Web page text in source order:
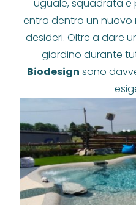
uguale, squadrata e
entra dentro un nuovo
desideri. Oltre a dare
giardino durante
Biodesign sono